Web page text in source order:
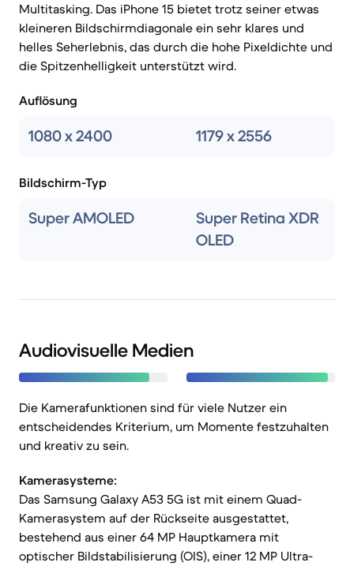
Multitasking. Das iPhone 15 bietet trotz seiner etwas
kleineren Bildschirmdiagonale ein sehr klares und
helles Seherlebnis, das durch die hohe Pixeldichte und
die Spitzenhelligkeit unterstützt wird.
Auflösung
1080 x 2400 1179 x 2556
Bildschirm-Typ
Super AMOLED
Super Retina XDR
OLED
Audiovisuelle Medien
Die Kamerafunktionen sind für viele Nutzer ein
entscheidendes Kriterium, um Momente festzuhalten
und kreativ zu sein.
Kamerasysteme:
Das Samsung Galaxy A53 5G ist mit einem Quad-
Kamerasystem auf der Rückseite ausgestattet,
bestehend aus einer 64 MP Hauptkamera mit
optischer Bildstabilisierung (OIS), einer 12 MP Ultra-